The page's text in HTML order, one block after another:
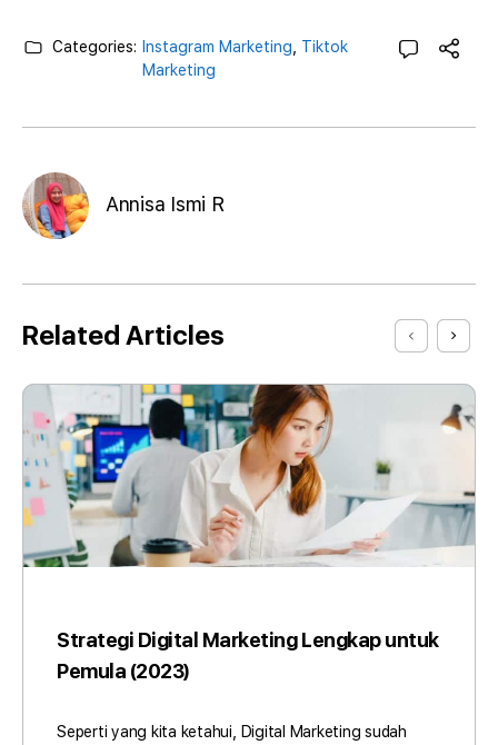
Categories: Instagram Marketing
Tiktok
Marketing
Annisa Ismi R
Related Articles
Strategi Digital Marketing Lengkap untuk
Pemula (2023)
Seperti yang kita ketahui, Digital Marketing sudah